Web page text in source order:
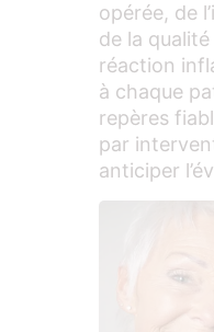
opérée, de
de la
réaction
à chaque
repères
par
anticiper